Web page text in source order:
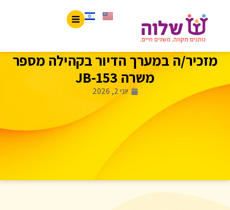
מזכיר/ה במערך הדיור בקהילה מספר
משרה JB-153
יוני 2, 2026